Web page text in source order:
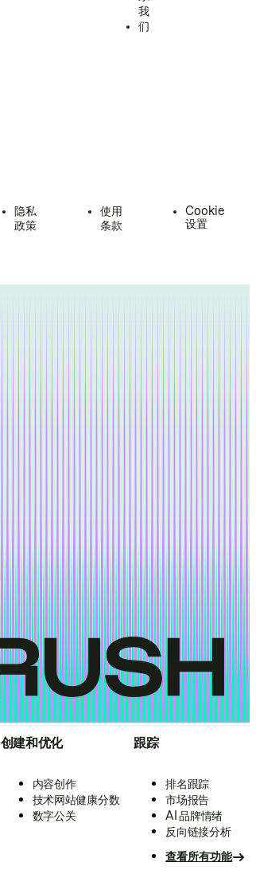
创建和优化
内容创作
技术网站健康分数
数字公关
跟踪
排名跟踪
市场报告
AI 品牌情绪
反向链接分析
查看所有功能
我
们
隐私
政策
使用
条款
Cookie
设置